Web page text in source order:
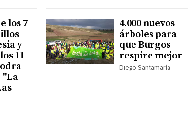
los 7
y
11
"La
4.000 nuevos
árboles para
que Burgos
respire mejor
Diego Santamaría